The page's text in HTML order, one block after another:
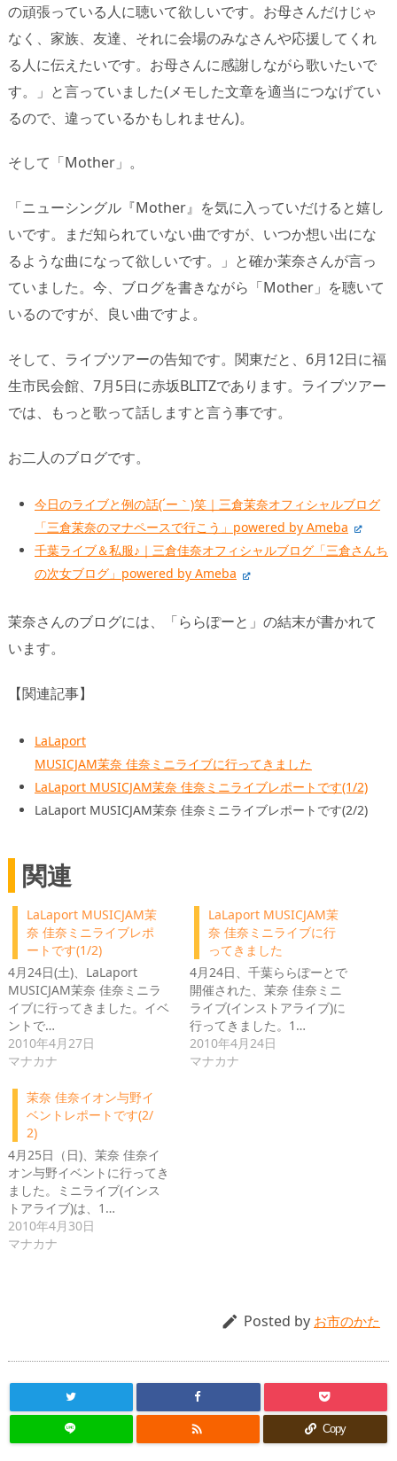
の頑張っている人に聴いて欲しいです。お母さんだけじゃ
なく、家族、友達、それに会場のみなさんや応援してくれ
る人に伝えたいです。お母さんに感謝しながら歌いたいで
す。」と言っていました(メモした文章を適当につなげてい
るので、違っているかもしれません)。
そして「Mother」。
「ニューシングル『Mother』を気に入っていだけると嬉し
いです。まだ知られていない曲ですが、いつか想い出にな
るような曲になって欲しいです。」と確か茉奈さんが言っ
ていました。今、ブログを書きながら「Mother」を聴いて
いるのですが、良い曲ですよ。
そして、ライブツアーの告知です。関東だと、6月12日に福
生市民会館、7月5日に赤坂BLITZであります。ライブツアー
では、もっと歌って話しますと言う事です。
お二人のブログです。
今日のライブと例の話(´ー｀)笑｜三倉茉奈オフィシャルブログ
「三倉茉奈のマナペースで行こう」powered by Ameba
千葉ライブ＆私服♪｜三倉佳奈オフィシャルブログ「三倉さんち
の次女ブログ」powered by Ameba
茉奈さんのブログには、「ららぽーと」の結末が書かれて
います。
【関連記事】
LaLaport
MUSICJAM茉奈 佳奈ミニライブに行ってきました
LaLaport MUSICJAM茉奈 佳奈ミニライブレポートです(1/2)
LaLaport MUSICJAM茉奈 佳奈ミニライブレポートです(2/2)
関連
LaLaport MUSICJAM茉
奈 佳奈ミニライブレポ
ートです(1/2)
4月24日(土)、LaLaport
MUSICJAM茉奈 佳奈ミニラ
イブに行ってきました。イベ
ントで…
2010年4月27日
マナカナ
LaLaport MUSICJAM茉
奈 佳奈ミニライブに行
ってきました
4月24日、千葉ららぽーとで
開催された、茉奈 佳奈ミニ
ライブ(インストアライブ)に
行ってきました。1…
2010年4月24日
マナカナ
茉奈 佳奈イオン与野イ
ベントレポートです(2/
2)
4月25日（日)、茉奈 佳奈イ
オン与野イベントに行ってき
ました。ミニライブ(インス
トアライブ)は、1…
2010年4月30日
マナカナ
 Posted by お市のかた
 Copy